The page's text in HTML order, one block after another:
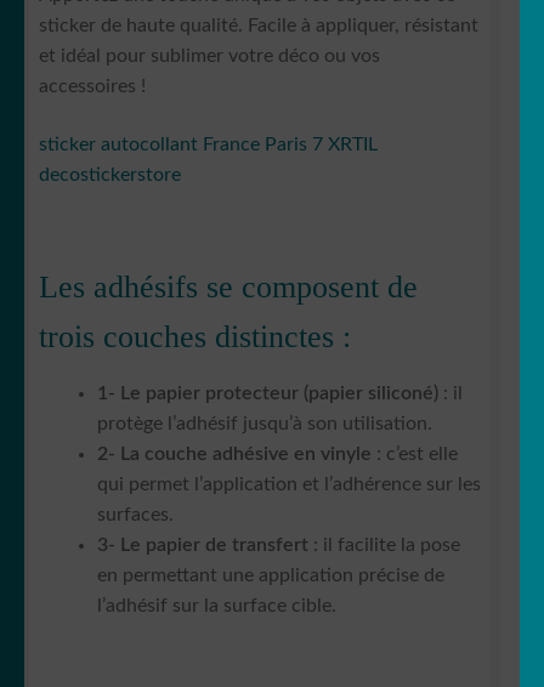
sticker de haute qualité. Facile à appliquer, résistant
et idéal pour sublimer votre déco ou vos
accessoires !
sticker autocollant France Paris 7 XRTIL
decostickerstore
Les adhésifs se composent de
trois couches distinctes :
1- Le papier protecteur (papier siliconé) : il
protège l’adhésif jusqu’à son utilisation.
2- La couche adhésive en vinyle : c’est elle
qui permet l’application et l’adhérence sur les
surfaces.
3- Le papier de transfert : il facilite la pose
en permettant une application précise de
l’adhésif sur la surface cible.